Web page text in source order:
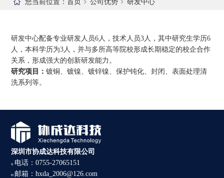
研发中心配备专业研发人员6人，技术人员3人，其中研究生学历6
人，本科学历为3人，并与多所高等院校形成长期稳定的校企合作
关系，形成强大的创新研发能力。
研究项目：镀铜、镀镍、镀锌镍、保护钝化、封闭、表面处理清
洗系列等。
深圳市协成达科技有限公司
电话：0755-27065151
邮箱：hxda_2006@126.com